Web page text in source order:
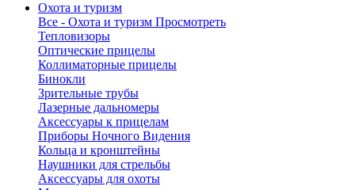
Охота и туризм
Все - Охота и туризм Просмотреть
Тепловизоры
Оптические прицелы
Коллиматорные прицелы
Бинокли
Зрительные трубы
Лазерные дальномеры
Аксессуары к прицелам
Приборы Ночного Видения
Кольца и кронштейны
Наушники для стрельбы
Аксессуары для охоты